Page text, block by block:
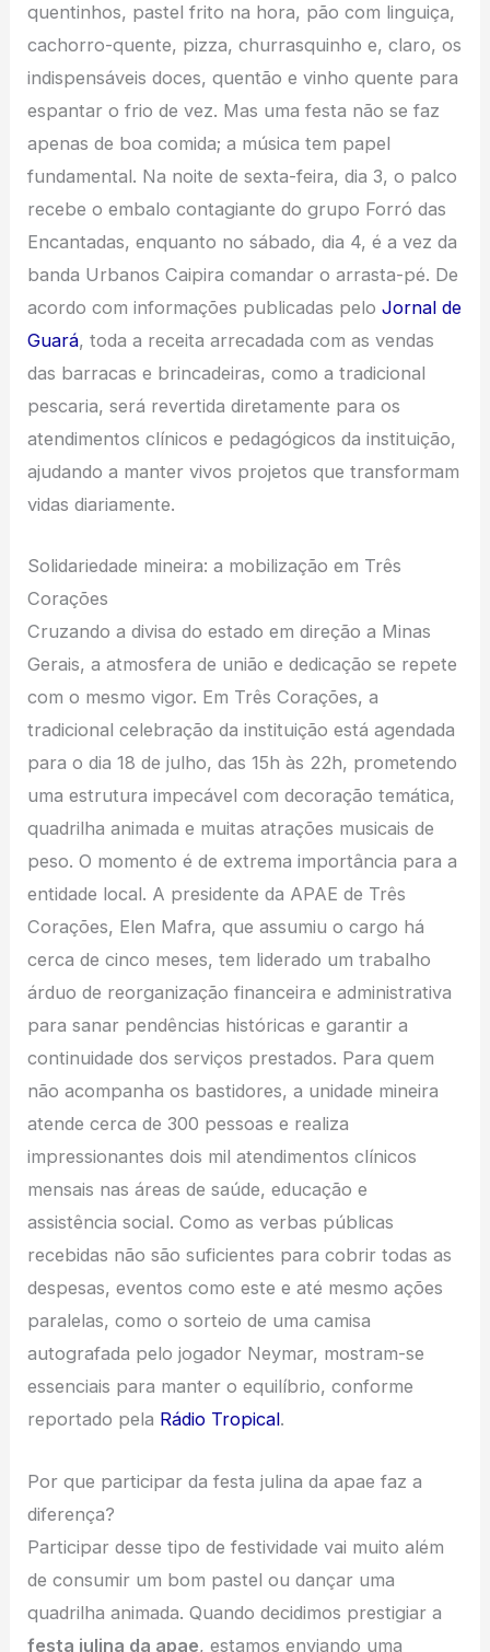
quentinhos, pastel frito na hora, pão com linguiça,
cachorro-quente, pizza, churrasquinho e, claro, os
indispensáveis doces, quentão e vinho quente para
espantar o frio de vez. Mas uma festa não se faz
apenas de boa comida; a música tem papel
fundamental. Na noite de sexta-feira, dia 3, o palco
recebe o embalo contagiante do grupo Forró das
Encantadas, enquanto no sábado, dia 4, é a vez da
banda Urbanos Caipira comandar o arrasta-pé. De
acordo com informações publicadas peloJornal de
Guará, toda a receita arrecadada com as vendas
das barracas e brincadeiras, como a tradicional
pescaria, será revertida diretamente para os
atendimentos clínicos e pedagógicos da instituição,
ajudando a manter vivos projetos que transformam
vidas diariamente.
Solidariedade mineira: a mobilização em Três
Corações
Cruzando a divisa do estado em direção a Minas
Gerais, a atmosfera de união e dedicação se repete
com o mesmo vigor. Em Três Corações, a
tradicional celebração da instituição está agendada
para o dia 18 de julho, das 15h às 22h, prometendo
uma estrutura impecável com decoração temática,
quadrilha animada e muitas atrações musicais de
peso. O momento é de extrema importância para a
entidade local. A presidente da APAE de Três
Corações, Elen Mafra, que assumiu o cargo há
cerca de cinco meses, tem liderado um trabalho
árduo de reorganização financeira e administrativa
para sanar pendências históricas e garantir a
continuidade dos serviços prestados. Para quem
não acompanha os bastidores, a unidade mineira
atende cerca de 300 pessoas e realiza
impressionantes dois mil atendimentos clínicos
mensais nas áreas de saúde, educação e
assistência social. Como as verbas públicas
recebidas não são suficientes para cobrir todas as
despesas, eventos como este e até mesmo ações
paralelas, como o sorteio de uma camisa
autografada pelo jogador Neymar, mostram-se
essenciais para manter o equilíbrio, conforme
reportado pela Rádio Tropical.
Por que participar da festa julina da apae faz a
diferença?
Participar desse tipo de festividade vai muito além
de consumir um bom pastel ou dançar uma
quadrilha animada. Quando decidimos prestigiar a
festa julina da apae, estamos enviando uma